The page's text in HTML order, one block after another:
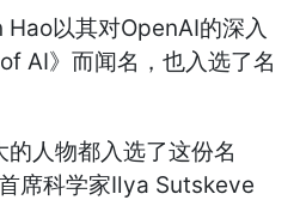
以其对OpenAI的深入
AI》而闻名，也入选了名
人物都入选了这份名
席科学家Ilya Sutskeve